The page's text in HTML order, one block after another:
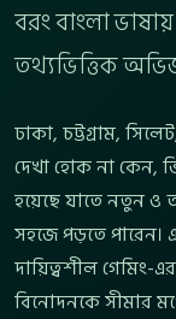
বরং বাংলা
তথ্যভিত্তিক
ঢাকা, চট্টগ্রাম,
দেখা হোক না কেন,
হয়েছে যাতে নতুন ও
সহজে পড়তে পারেন।
দায়িত্বশীল গেমিং-
বিনোদনকে সীমার